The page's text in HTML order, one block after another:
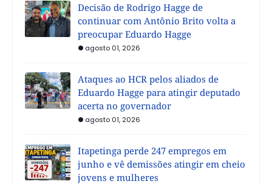
Decisão de Rodrigo Hagge de
continuar com Antônio Brito volta a
preocupar Eduardo Hagge
agosto 01, 2026
Ataques ao HCR pelos aliados de
Eduardo Hagge para atingir deputado
acerta no governador
agosto 01, 2026
Itapetinga perde 247 empregos em
junho e vê demissões atingir em cheio
jovens e mulheres